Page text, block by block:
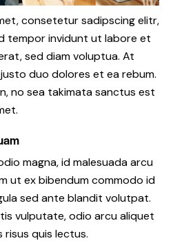
consetetur sadipscing elitr,
tempor invidunt ut labore et
sed diam voluptua. At
duo dolores et ea rebum.
no sea takimata sanctus est
magna, id malesuada arcu
ut ex bibendum commodo id
sed ante blandit volutpat.
vulputate, odio arcu aliquet
risus quis lectus.